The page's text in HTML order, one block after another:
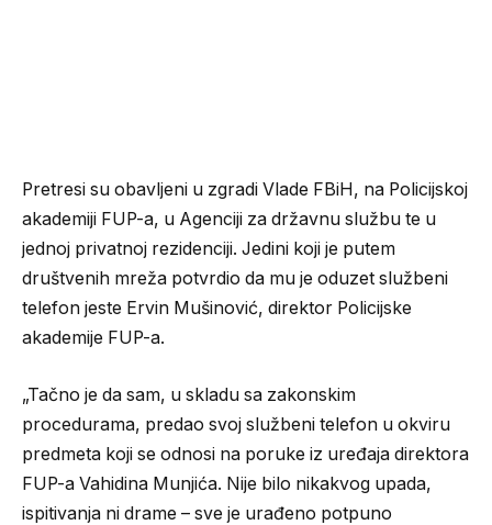
Pretresi su obavljeni u zgradi Vlade FBiH, na Policijskoj
akademiji FUP-a, u Agenciji za državnu službu te u
jednoj privatnoj rezidenciji. Jedini koji je putem
društvenih mreža potvrdio da mu je oduzet službeni
telefon jeste Ervin Mušinović, direktor Policijske
akademije FUP-a.
„Tačno je da sam, u skladu sa zakonskim
procedurama, predao svoj službeni telefon u okviru
predmeta koji se odnosi na poruke iz uređaja direktora
FUP-a Vahidina Munjića. Nije bilo nikakvog upada,
ispitivanja ni drame – sve je urađeno potpuno